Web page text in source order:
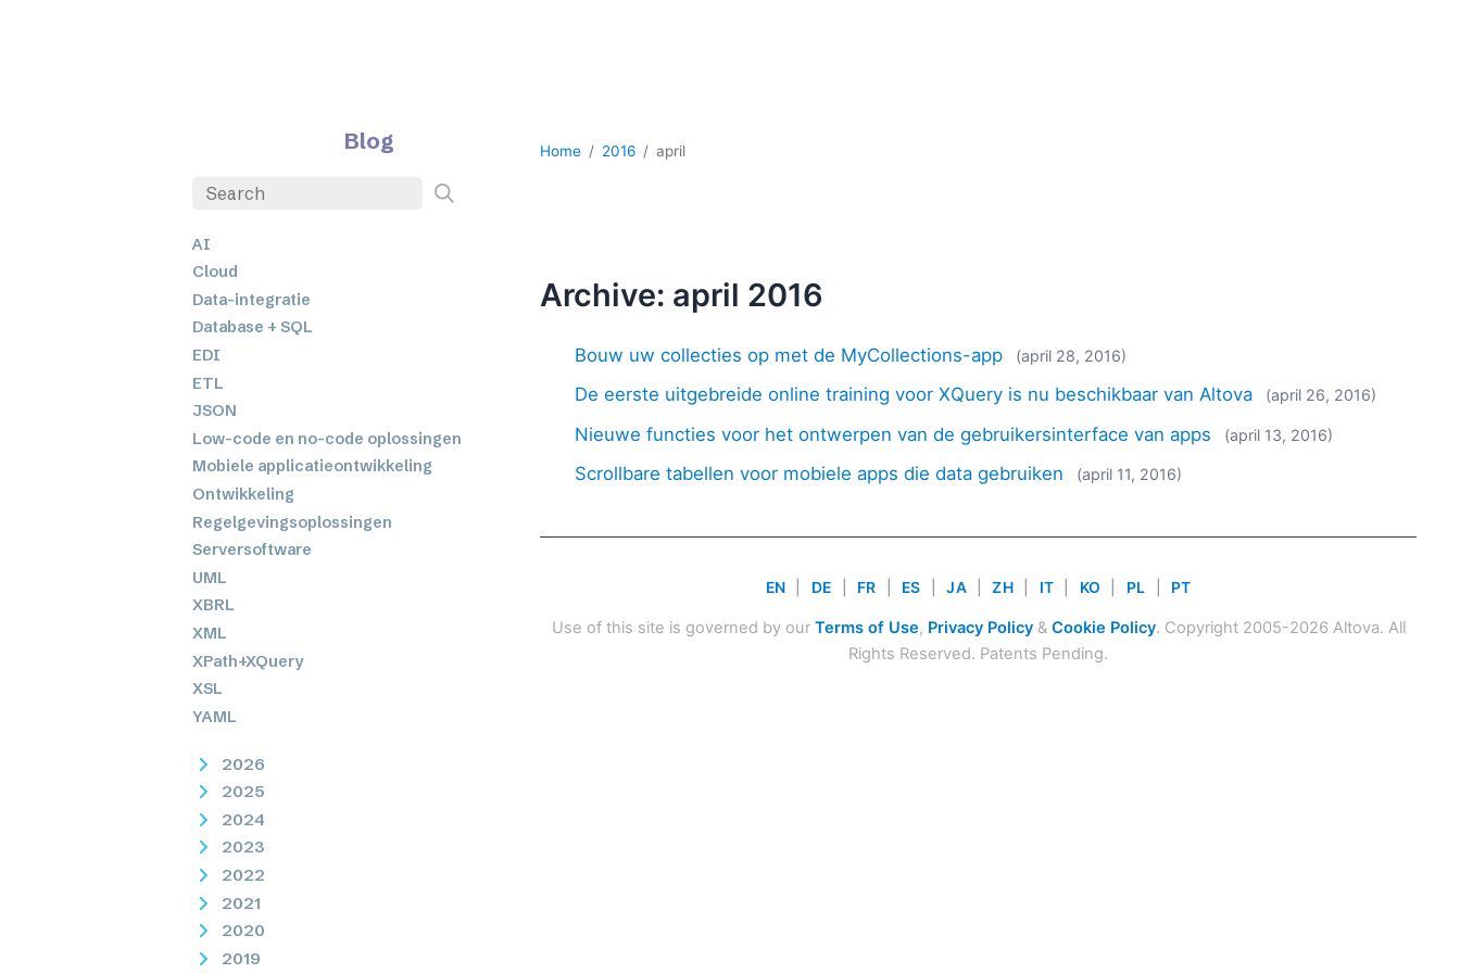
Blog
AI
Cloud
Data-integratie
Database + SQL
EDI
ETL
JSON
Low-code en no-code oplossingen
Mobiele applicatieontwikkeling
Ontwikkeling
Regelgevingsoplossingen
Serversoftware
UML
XBRL
XML
XPath+XQuery
XSL
YAML
2026
2025
2024
2023
2022
2021
2020
2019
Home 2016 april
Archive: april 2016
Bouw uw collecties op met de MyCollections-app (april 28, 2016)
De eerste uitgebreide online training voor XQuery is nu beschikbaar van Altova (april 26, 2016)
Nieuwe functies voor het ontwerpen van de gebruikersinterface van apps (april 13, 2016)
Scrollbare tabellen voor mobiele apps die data gebruiken (april 11, 2016)
EN DE FR ES JA ZH IT KO PL PT
Use of this site is governed by our Terms of Use, Privacy Policy& Cookie Policy. Copyright 2005-2026 Altova. All
Rights Reserved. Patents Pending.